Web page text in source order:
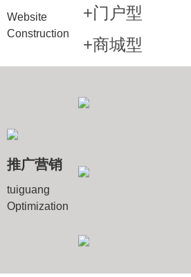
Website
Construction
+门户型
+商城型
推广营销
tuiguang
Optimization